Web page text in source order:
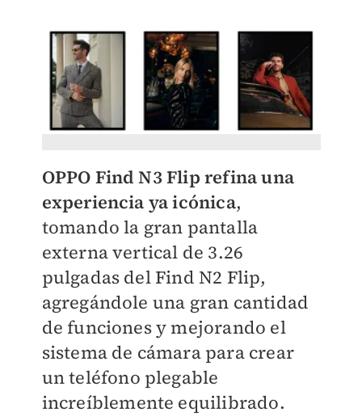
OPPO Find N3 Flip refina una
experiencia ya icónica,
tomando la gran pantalla
externa vertical de 3.26
pulgadas del Find N2 Flip,
agregándole una gran cantidad
de funciones y mejorando el
sistema de cámara para crear
un teléfono plegable
increíblemente equilibrado.